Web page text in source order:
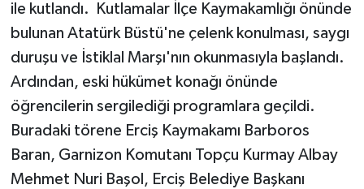
ile kutlandı. Kutlamalar İlçe Kaymakamlığı önünde
bulunan Atatürk Büstü'ne çelenk konulması, saygı
duruşu ve İstiklal Marşı'nın okunmasıyla başlandı.
Ardından, eski hükümet konağı önünde
öğrencilerin sergilediği programlara geçildi.
Buradaki törene Erciş Kaymakamı Barboros
Baran, Garnizon Komutanı Topçu Kurmay Albay
Mehmet Nuri Başol, Erciş Belediye Başkanı